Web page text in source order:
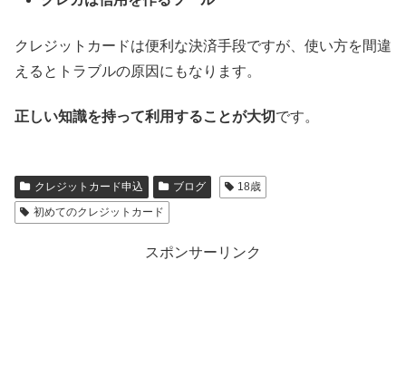
クレジットカードは便利な決済手段ですが、使い方を間違
えるとトラブルの原因にもなります。
正しい知識を持って利用することが大切 です。
クレジットカード申込 ブログ
18歳
初めてのクレジットカード
スポンサーリンク